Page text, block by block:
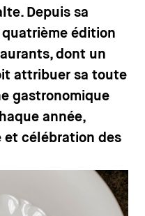
Depuis sa
édition
dont un
attribuer sa toute
gastronomique
année,
et célébration des